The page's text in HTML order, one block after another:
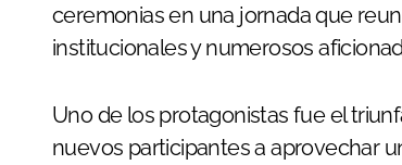
ceremonias en una jornada que
institucionales y numerosos
Uno de los protagonistas fue el
nuevos participantes a aprovechar